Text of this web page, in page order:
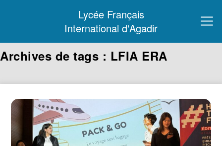
Lycée Français
International d'Agadir
Archives de tags : LFIA ERA